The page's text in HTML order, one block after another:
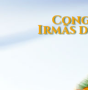
Irmãs